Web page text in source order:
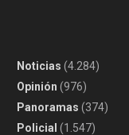
Noticias (4.284)
Opinión (976)
Panoramas (374)
Policial (1.547)